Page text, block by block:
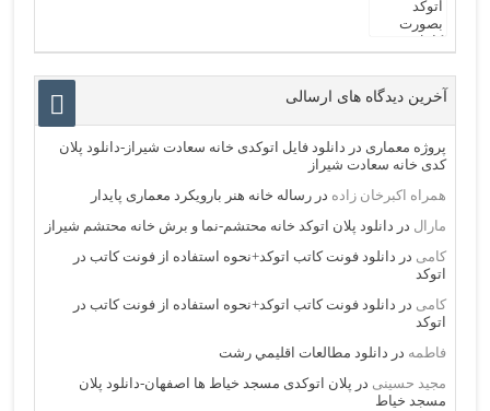
آخرین دیدگاه های ارسالی
پروژه معماری در دانلود فایل اتوکدی خانه سعادت شیراز-دانلود پلان
کدی خانه سعادت شیراز
همراه اکبرخان زاده دررساله خانه هنر بارویکرد معماری پایدار
مارال در دانلود پلان اتوکد خانه محتشم-نما و برش خانه محتشم شیراز
کامی در دانلود فونت کاتب اتوکد+نحوه استفاده از فونت کاتب در
اتوکد
کامی در دانلود فونت کاتب اتوکد+نحوه استفاده از فونت کاتب در
اتوکد
فاطمه در دانلود مطالعات اقليمي رشت
مجید حسینی در پلان اتوکدی مسجد خیاط ها اصفهان-دانلود پلان
مسجد خیاط